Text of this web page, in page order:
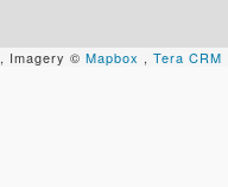
, Imagery © Mapbox , Tera CRM